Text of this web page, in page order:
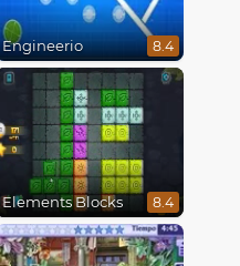
Engineerio 8.4
Elements Blocks 8.4